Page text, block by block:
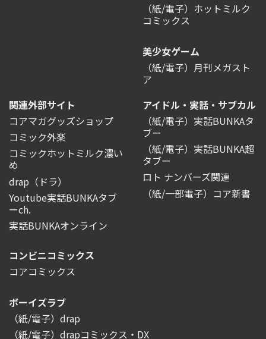
（紙/電子）ホットミルク
コミックス
美少女ゲーム
（紙/電子）月刊メガスト
ア
関連外部サイト
コアマガグッズショップ
コミック外楽
コミックホットミルク濃い
め
drap（ドラ）
Youtube実話BUNKAタブ
ーch.
実話BUNKAオンライン
アイドル・実話・サブカル
（紙/電子）実話BUNKAタ
ブー
（紙/電子）実話BUNKA超
タブー
ロト ナンバーズ関連
（紙/一部電子）コア新書
コンビニコミックス
コアコミックス
ボーイズラブ
（紙/電子）drap
（紙/電子）drapコミックス・DX